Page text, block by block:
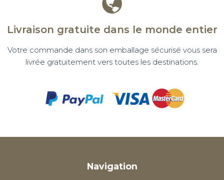
Livraison gratuite dans le monde entier
Votre commande dans son emballage sécurisé vous sera
livrée gratuitement vers toutes les destinations.
Navigation